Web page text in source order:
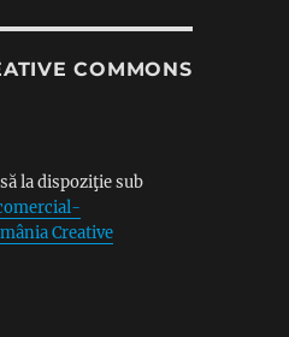
COMMONS
la dispoziţie sub
Creative